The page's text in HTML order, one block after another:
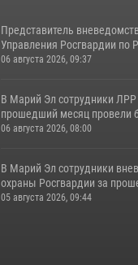
Представитель
Управления Росгвардии по
06 августа 2026, 09:37
В Марий Эл сотрудники ЛРР
прошедший месяц провели
06 августа 2026, 08:00
В Марий Эл сотрудники
охраны Росгвардии за
05 августа 2026, 09:44